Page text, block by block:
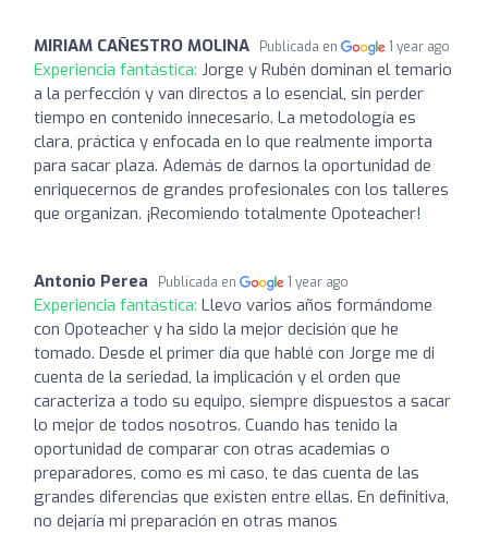
MIRIAM CAÑESTRO MOLINA Publicada en 1 year ago
Experiencia fantástica: Jorge y Rubén dominan el temario
a la perfección y van directos a lo esencial, sin perder
tiempo en contenido innecesario. La metodología es
clara, práctica y enfocada en lo que realmente importa
para sacar plaza. Además de darnos la oportunidad de
enriquecernos de grandes profesionales con los talleres
que organizan. ¡Recomiendo totalmente Opoteacher!
Antonio Perea Publicada en 1 year ago
Experiencia fantástica: Llevo varios años formándome
con Opoteacher y ha sido la mejor decisión que he
tomado. Desde el primer día que hablé con Jorge me di
cuenta de la seriedad, la implicación y el orden que
caracteriza a todo su equipo, siempre dispuestos a sacar
lo mejor de todos nosotros. Cuando has tenido la
oportunidad de comparar con otras academias o
preparadores, como es mi caso, te das cuenta de las
grandes diferencias que existen entre ellas. En definitiva,
no dejaría mi preparación en otras manos